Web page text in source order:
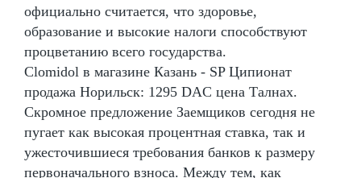
официально считается, что здоровье,
образование и высокие налоги способствуют
процветанию всего государства.
Clomidol в магазине Казань - SP Ципионат
продажа Норильск: 1295 DAC цена Талнах.
Скромное предложение Заемщиков сегодня не
пугает как высокая процентная ставка, так и
ужесточившиеся требования банков к размеру
первоначального взноса. Между тем, как